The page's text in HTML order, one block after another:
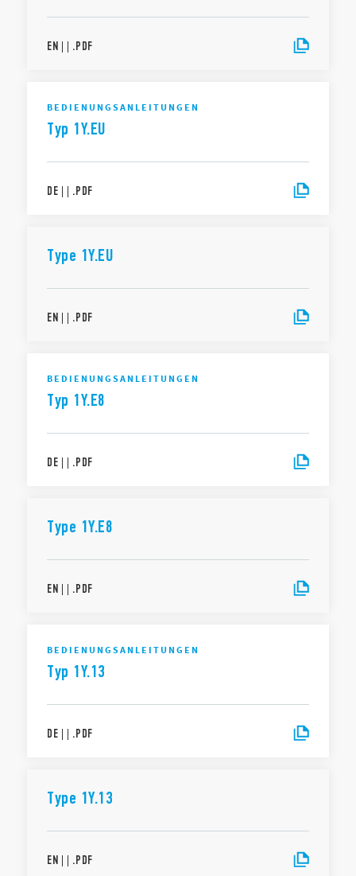
EN | | .PDF
BEDIENUNGSANLEITUNGEN
Typ 1Y.EU
DE | | .PDF
Type 1Y.EU
EN | | .PDF
BEDIENUNGSANLEITUNGEN
Typ 1Y.E8
DE | | .PDF
Type 1Y.E8
EN | | .PDF
BEDIENUNGSANLEITUNGEN
Typ 1Y.13
DE | | .PDF
Type 1Y.13
EN | | .PDF